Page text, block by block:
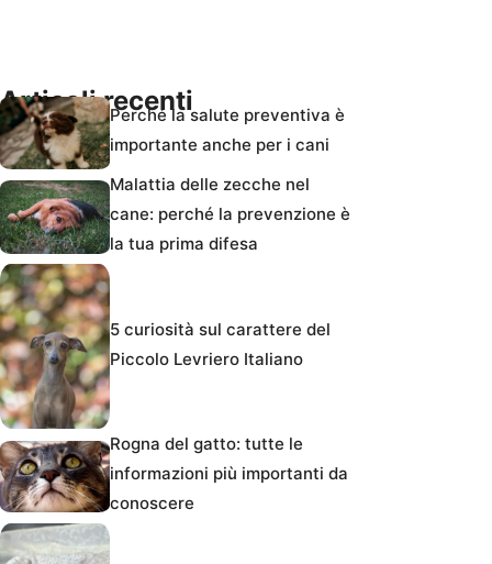
Articoli recentiPerché la salute preventiva è
importante anche per i cani
Malattia delle zecche nel
cane: perché la prevenzione è
la tua prima difesa
5 curiosità sul carattere del
Piccolo Levriero Italiano
Rogna del gatto: tutte le
informazioni più importanti da
conoscere